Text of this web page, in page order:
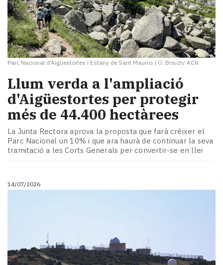
Parc Nacional d'Aigüestortes i Estany de Sant Maurici | O. Bosch/ ACN
Llum verda a l'ampliació
d'Aigüestortes per protegir
més de 44.400 hectàrees
La Junta Rectora aprova la proposta que farà créixer el
Parc Nacional un 10% i que ara haurà de continuar la seva
tramitació a les Corts Generals per convertir-se en llei
14/07/2026